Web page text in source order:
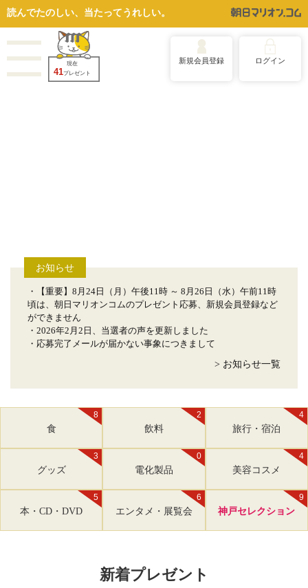
読んでたのしい、当たってうれしい。
現在
41プレゼント
新規会員登録 ログイン
お知らせ
・【重要】8月24日（月）午後11時 ～ 8月26日（水）午前11時
頃は、朝日マリオンコムのプレゼント応募、新規会員登録など
ができません
・2026年2月2日、当選者の声を更新しました
・応募完了メールが届かない事象につきまして
> お知らせ一覧
8
食
2
飲料
4
旅行・宿泊
3
グッズ
0
電化製品
4
美容コスメ
5
本・CD・DVD
6
エンタメ・展覧会
9
神戸セレクション
新着プレゼント